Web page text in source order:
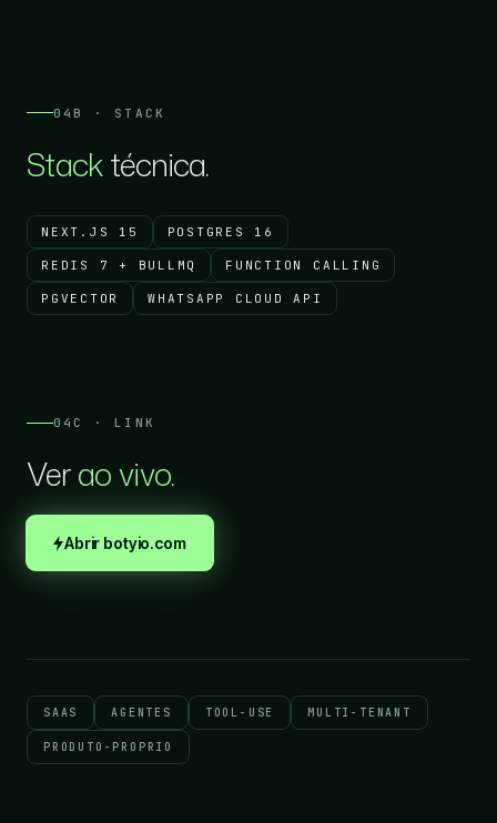
04B · STACK
Stacktécnica.
NEXT.JS 15 POSTGRES 16
REDIS 7 + BULLMQ FUNCTION CALLING
PGVECTOR WHATSAPP CLOUD API
04C · LINK
Verao vivo.
Abrir botyio.com
SAAS AGENTES TOOL-USE MULTI-TENANT
PRODUTO-PROPRIO